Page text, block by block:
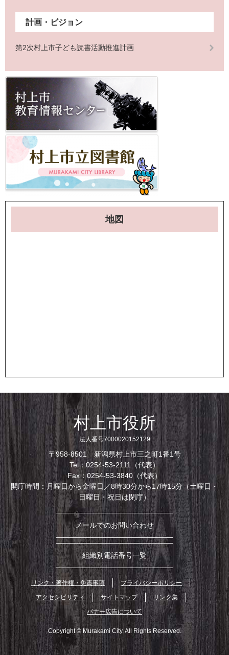
計画・ビジョン
第2次村上市子ども読書活動推進計画
地図
村上市役所
法人番号7000020152129
〒958-8501 新潟県村上市三之町1番1号
Tel：0254-53-2111（代表）
Fax：0254-53-3840（代表）
開庁時間：月曜日から金曜日／8時30分から17時15分（土曜日・
日曜日・祝日は閉庁）
メールでのお問い合わせ
組織別電話番号一覧
リンク・著作権・免責事項
プライバシーポリシー
アクセシビリティ
サイトマップ
リンク集
バナー広告について
Copyright © Murakami City. All Rights Reserved.